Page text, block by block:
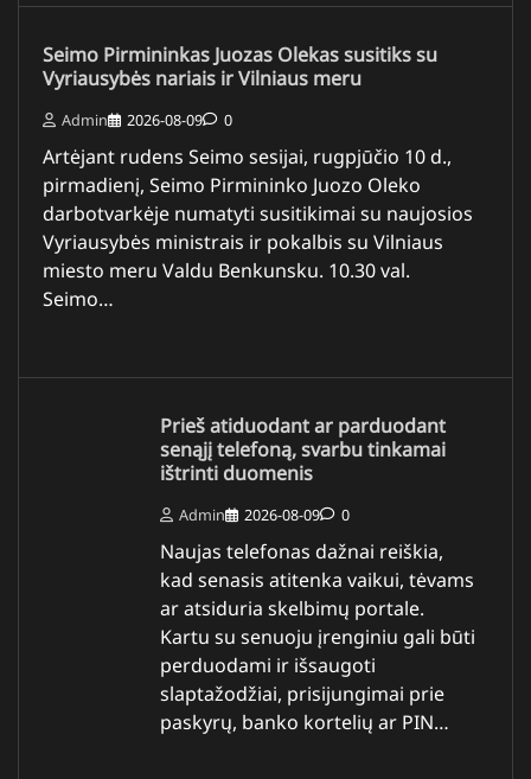
Seimo Pirmininkas Juozas Olekas susitiks su
Vyriausybės nariais ir Vilniaus meru
Admin 2026-08-09 0
Artėjant rudens Seimo sesijai, rugpjūčio 10 d.,
pirmadienį, Seimo Pirmininko Juozo Oleko
darbotvarkėje numatyti susitikimai su naujosios
Vyriausybės ministrais ir pokalbis su Vilniaus
miesto meru Valdu Benkunsku. 10.30 val.
Seimo…
Prieš atiduodant ar parduodant
senąjį telefoną, svarbu tinkamai
ištrinti duomenis
Admin 2026-08-09 0
Naujas telefonas dažnai reiškia,
kad senasis atitenka vaikui, tėvams
ar atsiduria skelbimų portale.
Kartu su senuoju įrenginiu gali būti
perduodami ir išsaugoti
slaptažodžiai, prisijungimai prie
paskyrų, banko kortelių ar PIN…